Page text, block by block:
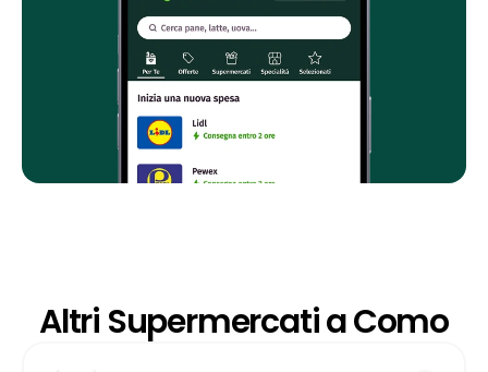
Altri Supermercati a Como